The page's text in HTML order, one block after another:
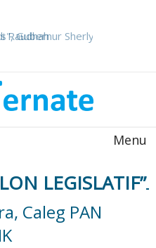
Asal Ternate
Raudhah
Gubernur Sherly
Menu
LEGISLATIF”
Caleg PAN